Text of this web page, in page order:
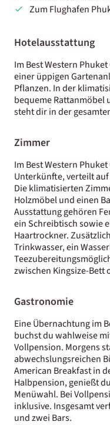
Zum Flughafen
Hotelausstattung
Im Best Western
einer üppigen
Pflanzen. In der
bequeme Rattanmöbel
steht dir in der
Zimmer
Im Best Western
Unterkünfte, verteilt
Die klimatisierten
Holzmöbel und einen
Ausstattung gehören
ein Schreibtisch sowie
Haartrockner.
Trinkwasser, ein
zwischen Kingsize-Bett
Gastronomie
Eine Übernachtung im
buchst du wahlweise
Vollpension. Morgens
abwechslungsreichen
American Breakfast in
Halbpension, genießt
Menüwahl. Bei
inklusive. Insgesamt
und zwei Bars.